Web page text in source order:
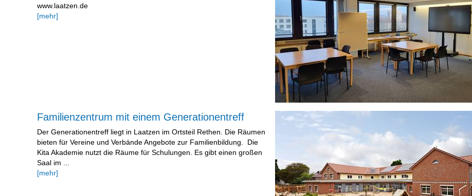
www.laatzen.de
[mehr]
Familienzentrum mit einem Generationentreff
Der Generationentreff liegt in Laatzen im Ortsteil Rethen. Die Räumen
bieten für Vereine und Verbände Angebote zur Familienbildung. Die
Kita Akademie nutzt die Räume für Schulungen. Es gibt einen großen
Saal im ...
[mehr]